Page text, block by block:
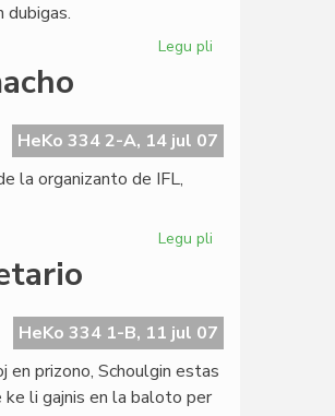
dubigas.
Legu pli
esperanto-
movado?
HeKo 334 2-A, 14 jul 07
la organizanto de IFL,
Legu pli
de
Camacho
HeKo 334 1-B, 11 jul 07
prizono, Schoulgin estas
li gajnis en la baloto per